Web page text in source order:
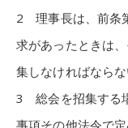
2 理事長は、前条
求があったときは
集しなければならな
3 総会を招集する
事項その他法令で